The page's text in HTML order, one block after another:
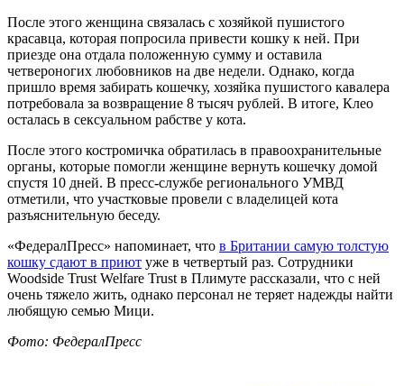
После этого женщина связалась с хозяйкой пушистого
красавца, которая попросила привести кошку к ней. При
приезде она отдала положенную сумму и оставила
четвероногих любовников на две недели. Однако, когда
пришло время забирать кошечку, хозяйка пушистого кавалера
потребовала за возвращение 8 тысяч рублей. В итоге, Клео
осталась в сексуальном рабстве у кота.
После этого костромичка обратилась в правоохранительные
органы, которые помогли женщине вернуть кошечку домой
спустя 10 дней. В пресс-службе регионального УМВД
отметили, что участковые провели с владелицей кота
разъяснительную беседу.
«ФедералПресс» напоминает, что в Британии самую толстую
кошку сдают в приют уже в четвертый раз. Сотрудники
Woodside Trust Welfare Trust в Плимуте рассказали, что с ней
очень тяжело жить, однако персонал не теряет надежды найти
любящую семью Мици.
Фото: ФедералПресс